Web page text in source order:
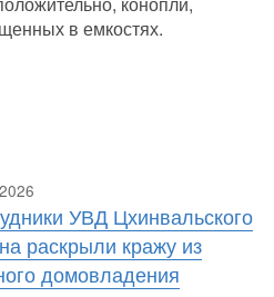
в емкостях.
УВД Цхинвальского
раскрыли кражу из
домовладения